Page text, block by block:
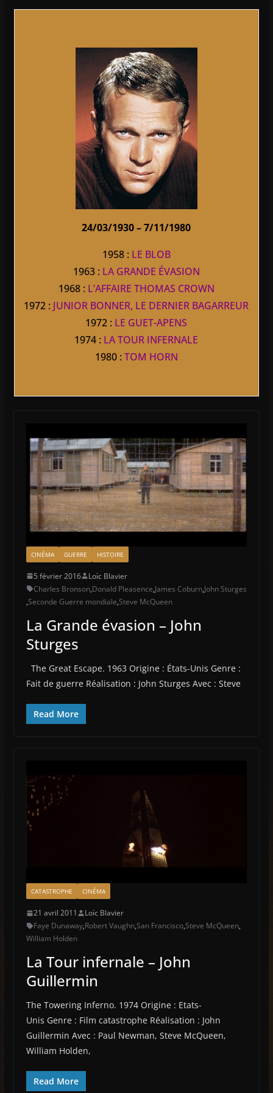
24/03/1930 – 7/11/1980
1958 : LE BLOB
1963 : LA GRANDE ÉVASION
1968 : L’AFFAIRE THOMAS CROWN
1972 : JUNIOR BONNER, LE DERNIER BAGARREUR
1972 : LE GUET-APENS
1974 : LA TOUR INFERNALE
1980 : TOM HORN
CINÉMA GUERRE HISTOIRE
5 février 2016
Loïc Blavier
Charles Bronson,Donald Pleasence,James Coburn,John Sturges
,Seconde Guerre mondiale,Steve McQueen
La Grande évasion – John
Sturges
The Great Escape. 1963 Origine : États-Unis Genre :
Fait de guerre Réalisation : John Sturges Avec : Steve
Read More
CATASTROPHE CINÉMA
21 avril 2011
Loïc Blavier
Faye Dunaway,Robert Vaughn,San Francisco,Steve McQueen,
William Holden
La Tour infernale – John
Guillermin
The Towering Inferno. 1974 Origine : Etats-
Unis Genre : Film catastrophe Réalisation : John
Guillermin Avec : Paul Newman, Steve McQueen,
William Holden,
Read More